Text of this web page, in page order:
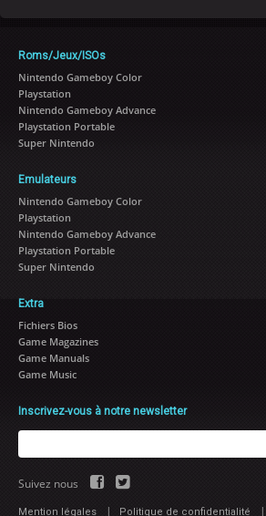
Roms/Jeux/ISOs
Nintendo Gameboy Color
Playstation
Nintendo Gameboy Advance
Playstation Portable
Super Nintendo
Emulateurs
Nintendo Gameboy Color
Playstation
Nintendo Gameboy Advance
Playstation Portable
Super Nintendo
Extra
Fichiers Bios
Game Magazines
Game Manuals
Game Music
Inscrivez-vous à notre newsletter
Suivez nous
Mention légales | Politique de confidentialité |